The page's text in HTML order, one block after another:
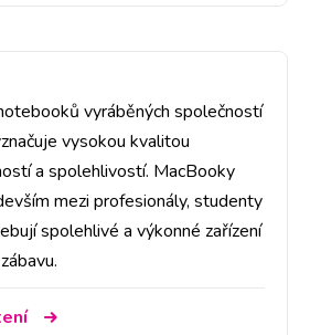
vyráběných společností
vysokou kvalitou
a spolehlivostí. MacBooky
mezi profesionály, studenty
spolehlivé a výkonné zařízení